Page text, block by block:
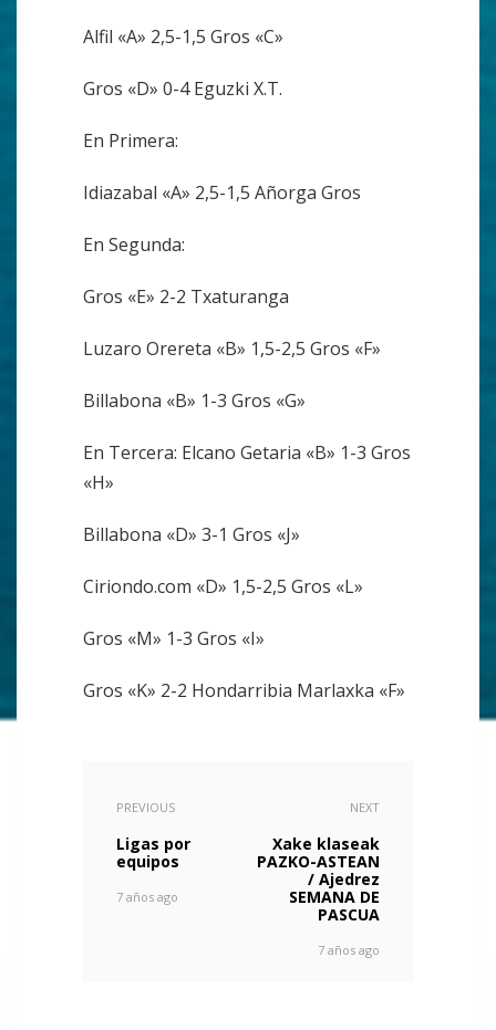
Alfil «A» 2,5-1,5 Gros «C»
Gros «D» 0-4 Eguzki X.T.
En Primera:
Idiazabal «A» 2,5-1,5 Añorga Gros
En Segunda:
Gros «E» 2-2 Txaturanga
Luzaro Orereta «B» 1,5-2,5 Gros «F»
Billabona «B» 1-3 Gros «G»
En Tercera: Elcano Getaria «B» 1-3 Gros
«H»
Billabona «D» 3-1 Gros «J»
Ciriondo.com «D» 1,5-2,5 Gros «L»
Gros «M» 1-3 Gros «I»
Gros «K» 2-2 Hondarribia Marlaxka «F»
PREVIOUS
Ligas por
equipos
7 años ago
NEXT
Xake klaseak
PAZKO-ASTEAN
/ Ajedrez
SEMANA DE
PASCUA
7 años ago